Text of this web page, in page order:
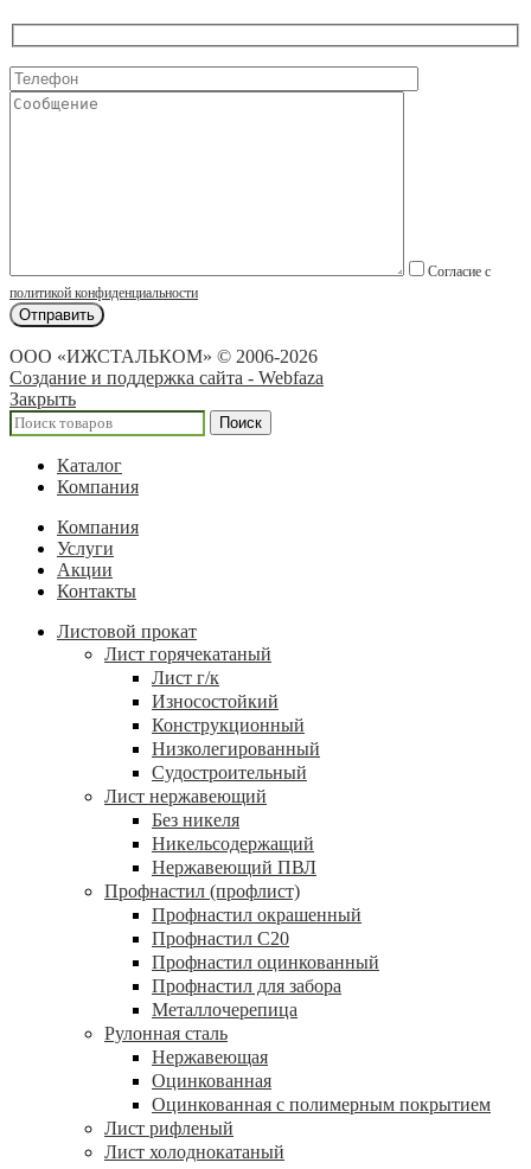
Согласие с
политикой конфиденциальности
ООО «ИЖСТАЛЬКОМ» © 2006-2026
Создание и поддержка сайта - Webfaza
Закрыть
Поиск
Каталог
Компания
Компания
Услуги
Акции
Контакты
Листовой прокат
Лист горячекатаный
Лист г/к
Износостойкий
Конструкционный
Низколегированный
Судостроительный
Лист нержавеющий
Без никеля
Никельсодержащий
Нержавеющий ПВЛ
Профнастил (профлист)
Профнастил окрашенный
Профнастил С20
Профнастил оцинкованный
Профнастил для забора
Металлочерепица
Рулонная сталь
Нержавеющая
Оцинкованная
Оцинкованная с полимерным покрытием
Лист рифленый
Лист холоднокатаный